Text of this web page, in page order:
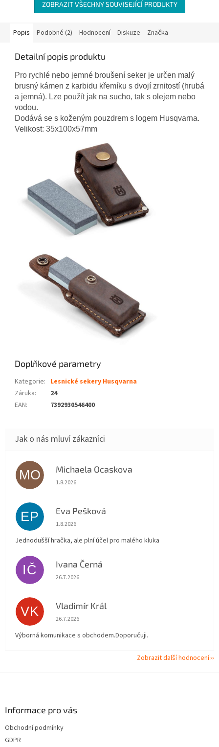
ZOBRAZIT VŠECHNY SOUVISEJÍCÍ PRODUKTY
Popis Podobné (2) Hodnocení Diskuze Značka
Detailní popis produktu
Pro rychlé nebo jemné broušení seker je určen malý
brusný kámen z karbidu křemíku s dvojí zrnitostí (hrubá
a jemná). Lze použít jak na sucho, tak s olejem nebo
vodou.
Dodává se s koženým pouzdrem s logem Husqvarna.
Velikost: 35x100x57mm
Doplňkové parametry
Kategorie: Lesnické sekery Husqvarna
Záruka:
24
EAN: 7392930546400
MO Michaela Ocaskova
Hodnocení obchodu je 5 z 5 hvězdiček.
1.8.2026
EP Eva Pešková
Hodnocení obchodu je 5 z 5 hvězdiček.
1.8.2026
Jednodušší hračka, ale plní účel pro malého kluka
IČ Ivana Černá
Hodnocení obchodu je 5 z 5 hvězdiček.
26.7.2026
VK Vladimír Král
Hodnocení obchodu je 5 z 5 hvězdiček.
26.7.2026
Výborná komunikace s obchodem.Doporučuji.
Zobrazit další hodnocení
Informace pro vás
Obchodní podmínky
GDPR